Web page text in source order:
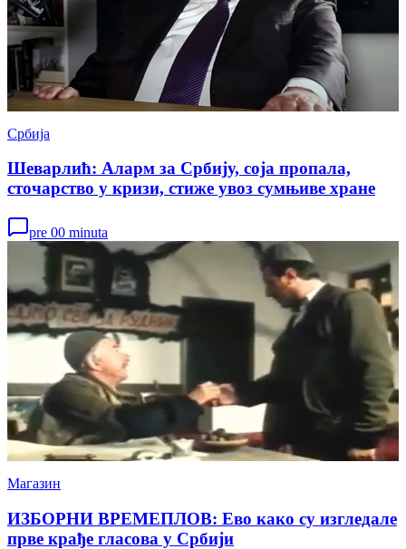
Србија
Шеварлић: Аларм за Србију, соја пропала,
сточарство у кризи, стиже увоз сумњиве хране
pre 00 minuta
Магазин
ИЗБОРНИ ВРЕМЕПЛОВ: Ево како су изгледале
прве крађе гласова у Србији